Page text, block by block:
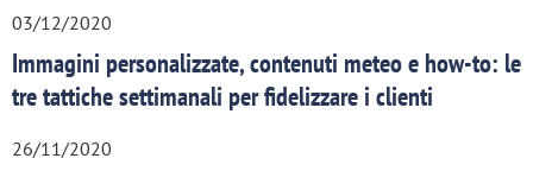
03/12/2020
Immagini personalizzate, contenuti meteo e how-to: le
tre tattiche settimanali per fidelizzare i clienti
26/11/2020